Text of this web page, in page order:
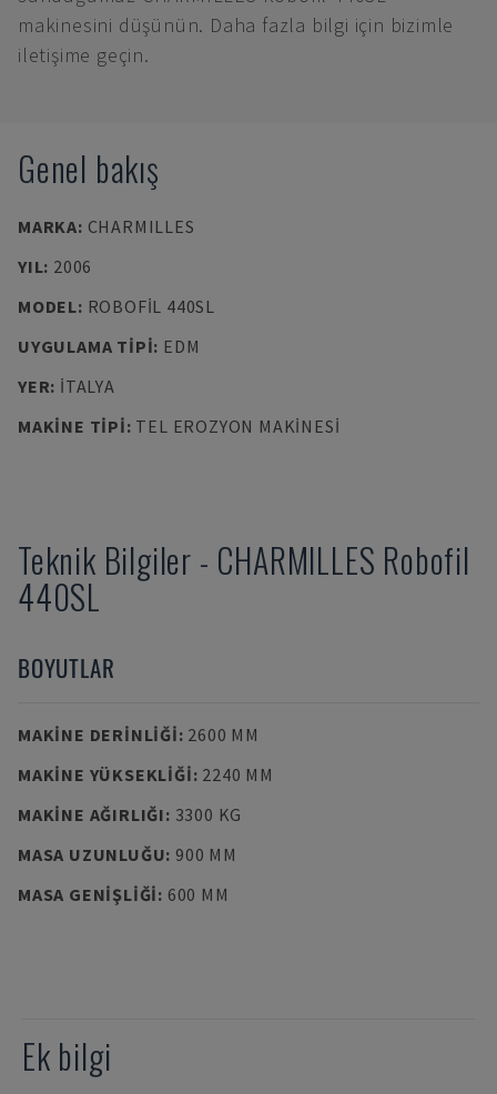
makinesini düşünün. Daha fazla bilgi için bizimle
iletişime geçin.
Genel bakış
MARKA: CHARMILLES
YIL: 2006
MODEL: ROBOFIL 440SL
UYGULAMA TIPI: EDM
YER: İTALYA
MAKINE TIPI: TEL EROZYON MAKINESI
Teknik Bilgiler - CHARMILLES Robofil
440SL
BOYUTLAR
MAKINE DERINLIĞI: 2600 MM
MAKINE YÜKSEKLIĞI: 2240 MM
MAKINE AĞIRLIĞI: 3300 KG
MASA UZUNLUĞU: 900 MM
MASA GENIŞLIĞI: 600 MM
Ek bilgi